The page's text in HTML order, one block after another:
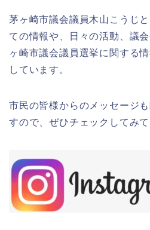
茅ヶ崎市議会議員木山こうじ
ての情報や、日々の活動、議
ヶ崎市議会議員選挙に関する
しています。
市民の皆様からのメッセージ
すので、ぜひチェックしてみて